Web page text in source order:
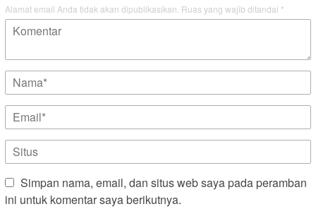
Alamat email Anda tidak akan dipublikasikan. Ruas yang wajib ditandai *
Simpan nama, email, dan situs web saya pada peramban
ini untuk komentar saya berikutnya.